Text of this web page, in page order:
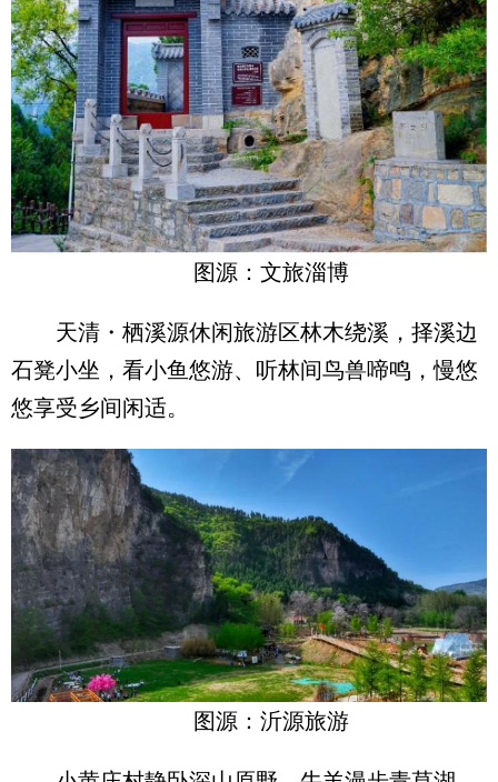
图源：文旅淄博
天清・栖溪源休闲旅游区林木绕溪，择溪边
石凳小坐，看小鱼悠游、听林间鸟兽啼鸣，慢悠
悠享受乡间闲适。
图源：沂源旅游